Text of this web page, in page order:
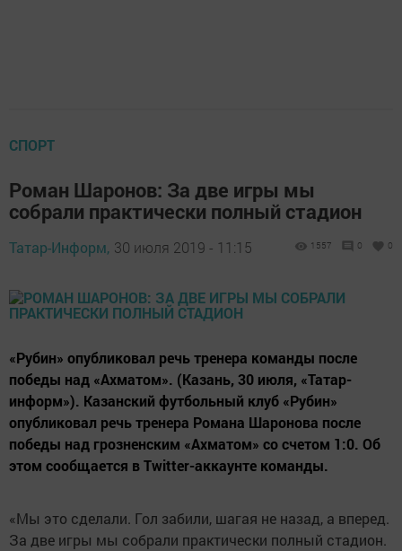
СПОРТ
Роман Шаронов: За две игры мы
собрали практически полный стадион
Татар-Информ, 30 июля 2019 - 11:15 1557 0 0
«Рубин» опубликовал речь тренера команды после
победы над «Ахматом». (Казань, 30 июля, «Татар-
информ»). Казанский футбольный клуб «Рубин»
опубликовал речь тренера Романа Шаронова после
победы над грозненским «Ахматом» со счетом 1:0. Об
этом сообщается в Twitter-аккаунте команды.
«Мы это сделали. Гол забили, шагая не назад, а вперед.
За две игры мы собрали практически полный стадион.